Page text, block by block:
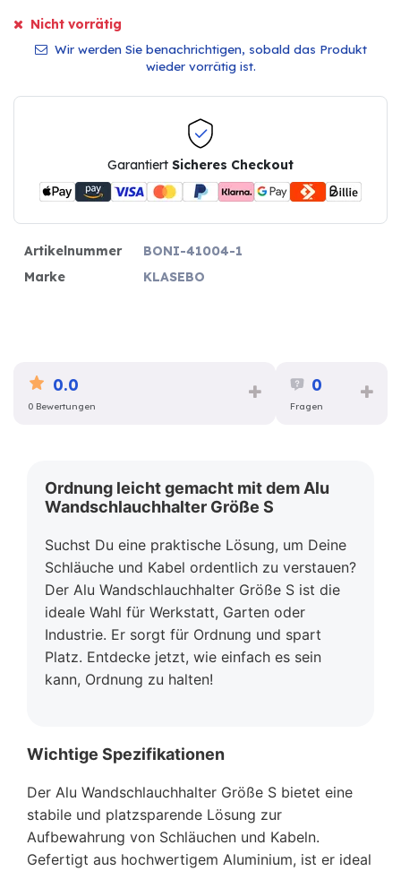
Nicht vorrätig
Wir werden Sie benachrichtigen, sobald das Produkt
wieder vorrätig ist.
Garantiert Sicheres Checkout
Artikelnummer
BONI-41004-1
Marke
KLASEBO
0.0
0 Bewertungen
0
Fragen
Ordnung leicht gemacht mit dem Alu
Wandschlauchhalter Größe S
Suchst Du eine praktische Lösung, um Deine
Schläuche und Kabel ordentlich zu verstauen?
Der Alu Wandschlauchhalter Größe S ist die
ideale Wahl für Werkstatt, Garten oder
Industrie. Er sorgt für Ordnung und spart
Platz. Entdecke jetzt, wie einfach es sein
kann, Ordnung zu halten!
Wichtige Spezifikationen
Der Alu Wandschlauchhalter Größe S bietet eine
stabile und platzsparende Lösung zur
Aufbewahrung von Schläuchen und Kabeln.
Gefertigt aus hochwertigem Aluminium, ist er ideal